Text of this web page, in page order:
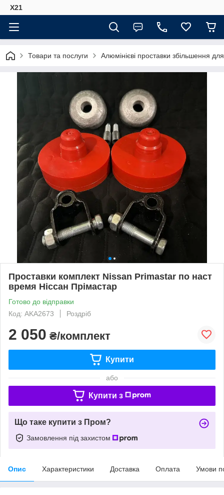
Х21
Товари та послуги Алюмінієві проставки збільшення
Проставки комплект Nissan Primastar по наст
время Ніссан Прімастар
Готово до відправки
Код: AKA2673
Роздріб
2 050 ₴/комплект
Купити
або
Купити з
Що таке купити з Пром?
Замовлення під захистом
Опис Характеристики Доставка Оплата Умови